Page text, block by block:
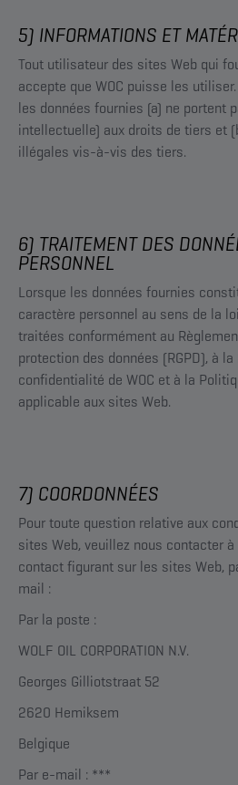
5) INFORMATIONS ET
Tout utilisateur des sites Web qui
accepte que WOC puisse les
les données fournies (a) ne portent
intellectuelle) aux droits de tiers et
illégales vis-à-vis des tiers.
6) TRAITEMENT DES
PERSONNEL
Lorsque les données fournies
caractère personnel au sens de la
traitées conformément au
protection des données (RGPD), à
confidentialité de WOC et à la
applicable aux sites Web.
7) COORDONNÉES
Pour toute question relative aux
sites Web, veuillez nous contacter à
contact figurant sur les sites Web,
mail :
Par la poste :
WOLF OIL CORPORATION N.V.
Georges Gilliotstraat 52
2620 Hemiksem
Belgique
Par e-mail : ***